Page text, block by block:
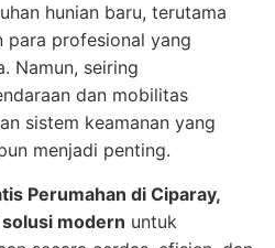
hunian baru, terutama
para profesional yang
Namun, seiring
dan mobilitas
sistem keamanan yang
menjadi penting.
Perumahan di Ciparay,
solusi modern untuk